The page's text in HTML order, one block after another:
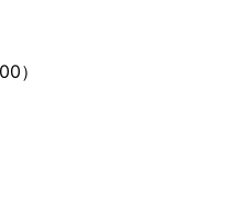
）